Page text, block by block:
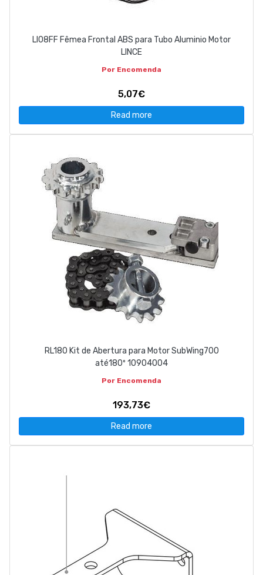
LI08FF Fêmea Frontal ABS para Tubo Aluminio Motor
LINCE
Por Encomenda
5,07€
Read more
RL180 Kit de Abertura para Motor SubWing700
até180º 10904004
Por Encomenda
193,73€
Read more